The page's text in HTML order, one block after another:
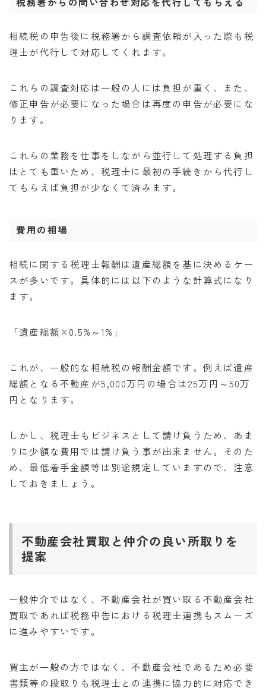
相続税の申告後に税務署から調査依頼が入った際も税
理士が代行して対応してくれます。
これらの調査対応は一般の人には負担が重く、また、
修正申告が必要になった場合は再度の申告が必要にな
ります。
これらの業務を仕事をしながら並行して処理する負担
はとても重いため、税理士に最初の手続きから代行し
てもらえば負担が少なくて済みます。
費用の相場
相続に関する税理士報酬は遺産総額を基に決めるケー
スが多いです。具体的には以下のような計算式になり
ます。
「遺産総額×0.5%～1%」
これが、一般的な相続税の報酬金額です。例えば遺産
総額となる不動産が5,000万円の場合は25万円～50万
円となります。
しかし、税理士もビジネスとして請け負うため、あま
りに少額な費用では請け負う事が出来ません。そのた
め、最低着手金額等は別途規定していますので、注意
しておきましょう。
不動産会社買取と仲介の良い所取りを
提案
一般仲介ではなく、不動産会社が買い取る不動産会社
買取であれば税務申告における税理士連携もスムーズ
に進みやすいです。
買主が一般の方ではなく、不動産会社であるため必要
書類等の段取りも税理士との連携に協力的に対応でき